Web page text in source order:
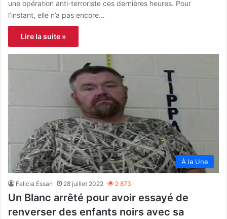
une opération anti-terroriste ces dernières heures. Pour
l’instant, elle n’a pas encore…
Lire la suite »
À la Une
Felicia Essan 28 juillet 2022 2 873
Un Blanc arrêté pour avoir essayé de
renverser des enfants noirs avec sa